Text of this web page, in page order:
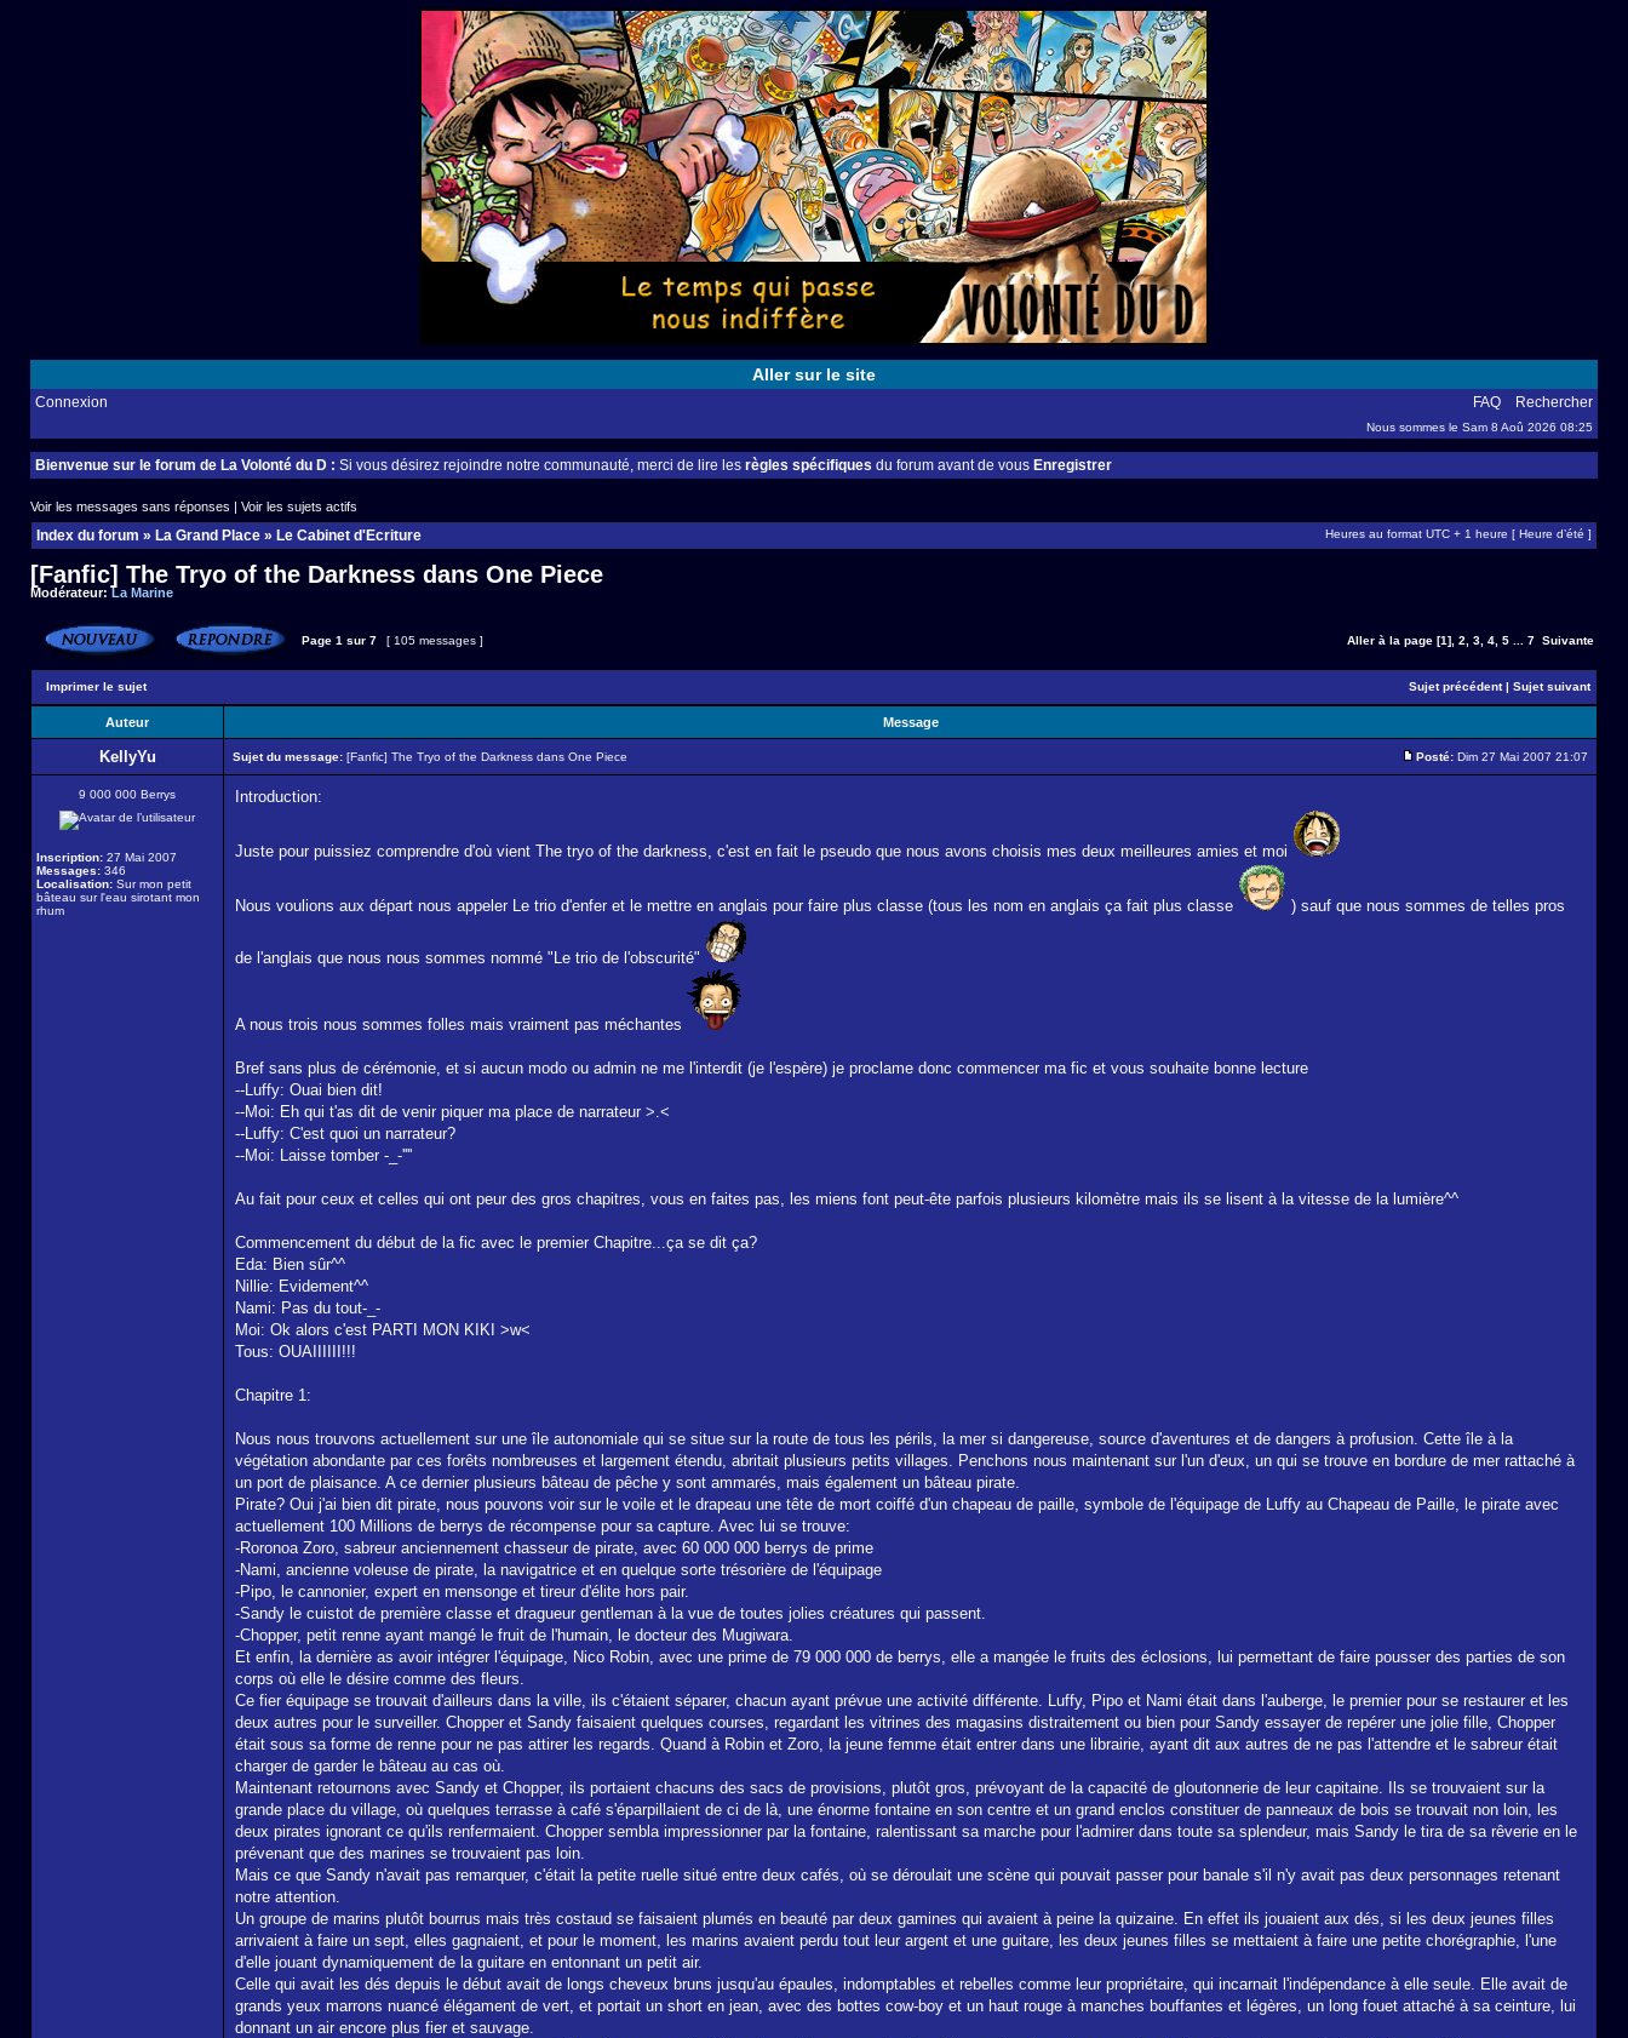
Aller sur le site
Connexion FAQ Rechercher
Nous sommes le Sam 8 Aoû 2026 08:25
Bienvenue sur le forum de La Volonté du D : Si vous désirez rejoindre notre communauté, merci de lire les règles spécifiques du forum avant de vous Enregistrer
Voir les messages sans réponses | Voir les sujets actifs
Index du forum » La Grand Place » Le Cabinet d'Ecriture Heures au format UTC + 1 heure [ Heure d’été ]
[Fanfic] The Tryo of the Darkness dans One Piece
Modérateur:La Marine
Page 1 sur 7 [ 105 messages ] Aller à la page [1] 2 3 4 5 7 Suivante
Imprimer le sujet Sujet précédent| Sujet suivant
Auteur Message
KellyYu Sujet du message: [Fanfic] The Tryo of the Darkness dans One Piece Posté: Dim 27 Mai 2007 21:07
9 000 000 Berrys
Inscription: 27 Mai 2007
Messages: 346
Localisation: Sur mon petit
bâteau sur l'eau sirotant mon
rhum
Introduction:
Juste pour puissiez comprendre d'où vient The tryo of the darkness, c'est en fait le pseudo que nous avons choisis mes deux meilleures amies et moi
Nous voulions aux départ nous appeler Le trio d'enfer et le mettre en anglais pour faire plus classe (tous les nom en anglais ça fait plus classe ) sauf que nous sommes de telles pros
de l'anglais que nous nous sommes nommé "Le trio de l'obscurité"
A nous trois nous sommes folles mais vraiment pas méchantes
Bref sans plus de cérémonie, et si aucun modo ou admin ne me l'interdit (je l'espère) je proclame donc commencer ma fic et vous souhaite bonne lecture
--Luffy: Ouai bien dit!
--Moi: Eh qui t'as dit de venir piquer ma place de narrateur >.<
--Luffy: C'est quoi un narrateur?
--Moi: Laisse tomber -_-''''
Au fait pour ceux et celles qui ont peur des gros chapitres, vous en faites pas, les miens font peut-ête parfois plusieurs kilomètre mais ils se lisent à la vitesse de la lumière^^
Commencement du début de la fic avec le premier Chapitre...ça se dit ça?
Eda: Bien sûr^^
Nillie: Evidement^^
Nami: Pas du tout-_-
Moi: Ok alors c'est PARTI MON KIKI >w<
Tous: OUAIIIIII!!!
Chapitre 1:
Nous nous trouvons actuellement sur une île autonomiale qui se situe sur la route de tous les périls, la mer si dangereuse, source d'aventures et de dangers à profusion. Cette île à la
végétation abondante par ces forêts nombreuses et largement étendu, abritait plusieurs petits villages. Penchons nous maintenant sur l'un d'eux, un qui se trouve en bordure de mer rattaché à
un port de plaisance. A ce dernier plusieurs bâteau de pêche y sont ammarés, mais également un bâteau pirate.
Pirate? Oui j'ai bien dit pirate, nous pouvons voir sur le voile et le drapeau une tête de mort coiffé d'un chapeau de paille, symbole de l'équipage de Luffy au Chapeau de Paille, le pirate avec
actuellement 100 Millions de berrys de récompense pour sa capture. Avec lui se trouve:
-Roronoa Zoro, sabreur anciennement chasseur de pirate, avec 60 000 000 berrys de prime
-Nami, ancienne voleuse de pirate, la navigatrice et en quelque sorte trésorière de l'équipage
-Pipo, le cannonier, expert en mensonge et tireur d'élite hors pair.
-Sandy le cuistot de première classe et dragueur gentleman à la vue de toutes jolies créatures qui passent.
-Chopper, petit renne ayant mangé le fruit de l'humain, le docteur des Mugiwara.
Et enfin, la dernière as avoir intégrer l'équipage, Nico Robin, avec une prime de 79 000 000 de berrys, elle a mangée le fruits des éclosions, lui permettant de faire pousser des parties de son
corps où elle le désire comme des fleurs.
Ce fier équipage se trouvait d'ailleurs dans la ville, ils c'étaient séparer, chacun ayant prévue une activité différente. Luffy, Pipo et Nami était dans l'auberge, le premier pour se restaurer et les
deux autres pour le surveiller. Chopper et Sandy faisaient quelques courses, regardant les vitrines des magasins distraitement ou bien pour Sandy essayer de repérer une jolie fille, Chopper
était sous sa forme de renne pour ne pas attirer les regards. Quand à Robin et Zoro, la jeune femme était entrer dans une librairie, ayant dit aux autres de ne pas l'attendre et le sabreur était
charger de garder le bâteau au cas où.
Maintenant retournons avec Sandy et Chopper, ils portaient chacuns des sacs de provisions, plutôt gros, prévoyant de la capacité de gloutonnerie de leur capitaine. Ils se trouvaient sur la
grande place du village, où quelques terrasse à café s'éparpillaient de ci de là, une énorme fontaine en son centre et un grand enclos constituer de panneaux de bois se trouvait non loin, les
deux pirates ignorant ce qu'ils renfermaient. Chopper sembla impressionner par la fontaine, ralentissant sa marche pour l'admirer dans toute sa splendeur, mais Sandy le tira de sa rêverie en le
prévenant que des marines se trouvaient pas loin.
Mais ce que Sandy n'avait pas remarquer, c'était la petite ruelle situé entre deux cafés, où se déroulait une scène qui pouvait passer pour banale s'il n'y avait pas deux personnages retenant
notre attention.
Un groupe de marins plutôt bourrus mais très costaud se faisaient plumés en beauté par deux gamines qui avaient à peine la quizaine. En effet ils jouaient aux dés, si les deux jeunes filles
arrivaient à faire un sept, elles gagnaient, et pour le moment, les marins avaient perdu tout leur argent et une guitare, les deux jeunes filles se mettaient à faire une petite chorégraphie, l'une
d'elle jouant dynamiquement de la guitare en entonnant un petit air.
Celle qui avait les dés depuis le début avait de longs cheveux bruns jusqu'au épaules, indomptables et rebelles comme leur propriétaire, qui incarnait l'indépendance à elle seule. Elle avait de
grands yeux marrons nuancé élégament de vert, et portait un short en jean, avec des bottes cow-boy et un haut rouge à manches bouffantes et légères, un long fouet attaché à sa ceinture, lui
donnant un air encore plus fier et sauvage.